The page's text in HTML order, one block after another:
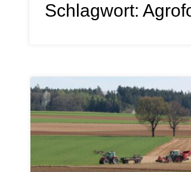
Schlagwort: